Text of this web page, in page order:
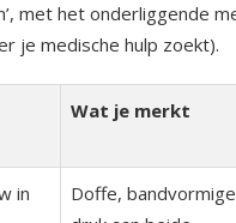
met het onderliggende
je medische hulp zoekt).
Wat je merkt
in
Doffe, bandvormige